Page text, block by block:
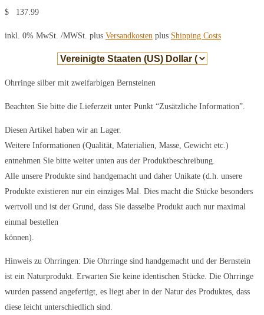
$ 137.99
inkl. 0% MwSt. /MWSt. plus Versandkosten plus Shipping Costs
Ohrringe silber mit zweifarbigen Bernsteinen
Beachten Sie bitte die Lieferzeit unter Punkt “Zusätzliche Information”.
Diesen Artikel haben wir an Lager.
Weitere Informationen (Qualität, Materialien, Masse, Gewicht etc.)
entnehmen Sie bitte weiter unten aus der Produktbeschreibung.
Alle unsere Produkte sind handgemacht und daher Unikate (d.h. unsere
Produkte existieren nur ein einziges Mal. Dies macht die Stücke besonders
wertvoll und ist der Grund, dass Sie dasselbe Produkt auch nur maximal
einmal bestellen
können).
Hinweis zu Ohrringen: Die Ohrringe sind handgemacht und der Bernstein
ist ein Naturprodukt. Erwarten Sie keine identischen Stücke. Die Ohrringe
wurden passend angefertigt, es liegt aber in der Natur des Produktes, dass
diese leicht unterschiedlich sind.